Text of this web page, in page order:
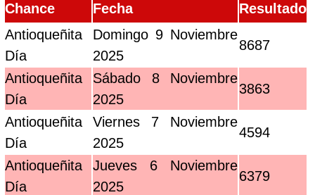
Chance Fecha
Resultado
Antioqueñita
Día
Domingo 9 Noviembre
2025
8687
Antioqueñita
Día
Sábado 8 Noviembre
2025
3863
Antioqueñita
Día
Viernes 7 Noviembre
2025
4594
Antioqueñita
Día
Jueves 6 Noviembre
2025
6379